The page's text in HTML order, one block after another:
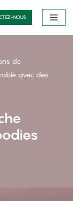
NOUS
de
avec des